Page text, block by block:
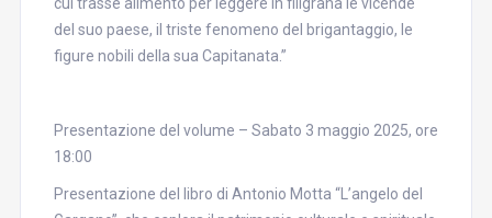
del suo paese, il triste fenomeno del brigantaggio, le
figure nobili della sua Capitanata.”
Presentazione del volume – Sabato 3 maggio 2025, ore
18:00
Presentazione del libro di Antonio Motta “L’angelo del